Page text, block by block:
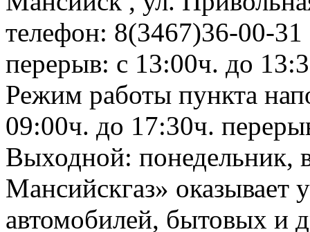
телефон: 8(3467)36-00-
перерыв: с 13:00ч. до
Режим работы пункта
09:00ч. до 17:30ч.
Выходной: понедельник,
Мансийскгаз» оказывает
автомобилей, бытовых и